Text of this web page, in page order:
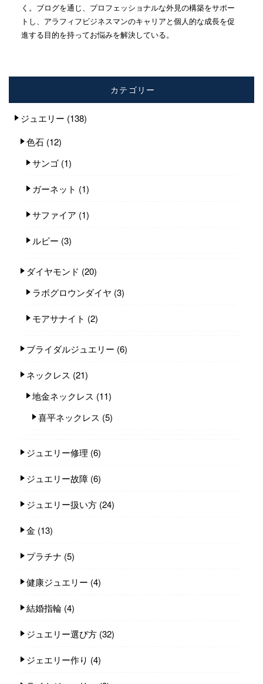
く。ブログを通じ、プロフェッショナルな外見の構築をサポー
トし、アラフィフビジネスマンのキャリアと個人的な成長を促
進する目的を持ってお悩みを解決している。
カテゴリー
ジュエリー (138)
色石 (12)
サンゴ (1)
ガーネット (1)
サファイア (1)
ルビー (3)
ダイヤモンド (20)
ラボグロウンダイヤ (3)
モアサナイト (2)
ブライダルジュエリー (6)
ネックレス (21)
地金ネックレス (11)
喜平ネックレス (5)
ジュエリー修理 (6)
ジュエリー故障 (6)
ジュエリー扱い方 (24)
金 (13)
プラチナ (5)
健康ジュエリー (4)
結婚指輪 (4)
ジュエリー選び方 (32)
ジェエリー作り (4)